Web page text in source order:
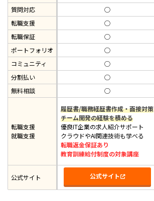
質問対応 ◯
転職支援
◯
転職保証
◯
ポートフォリオ
◯
コミュニティ
◯
分割払い
◯
無料相談
◯
転職支援
就職支援
履歴書/職務経歴書作成・面接対策
チーム開発の経験を積める
優良IT企業の求人紹介サポート
クラウドやAI関連技術も学べる
転職返金保証あり
教育訓練給付制度の対象講座
公式サイト 公式サイト